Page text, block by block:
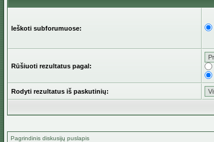
Ieškoti subforumuose:
Rūšiuoti rezultatus pagal:
Rodyti rezultatus iš paskutinių:
Pagrindinis diskusijų puslapis